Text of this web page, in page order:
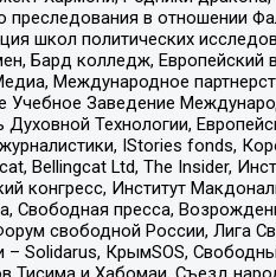
в отношении
школ политических
Бард колледж,
Международное
Учебное Заведение
Духовной Технологии,
IStories fonds,
Bellingcat Ltd, The Insider,
конгресс, Институт
пресса,
свободной России, Лига
КрымSOS,